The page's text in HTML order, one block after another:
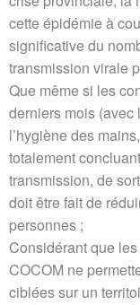
cette épidémie à
significative du
transmission virale
Que même si les
derniers mois (avec
l’hygiène des
totalement
transmission, de
doit être fait de
personnes ;
Considérant que
COCOM ne
ciblées sur un